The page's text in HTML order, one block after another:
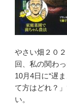
やさい畑２０
回、私の関わ
10月4日に“遅
て方はどれ？
い。